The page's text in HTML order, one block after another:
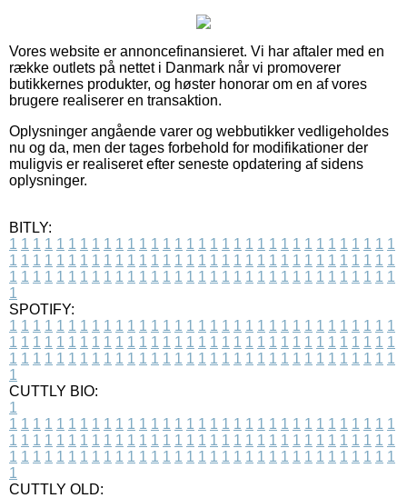
Vores website er annoncefinansieret. Vi har aftaler med en
række outlets på nettet i Danmark når vi promoverer
butikkernes produkter, og høster honorar om en af vores
brugere realiserer en transaktion.
Oplysninger angående varer og webbutikker vedligeholdes
nu og da, men der tages forbehold for modifikationer der
muligvis er realiseret efter seneste opdatering af sidens
oplysninger.
BITLY:
1 1 1 1 1 1 1 1 1 1 1 1 1 1 1 1 1 1 1 1 1 1 1 1 1 1 1 1 1 1 1 1 1
1 1 1 1 1 1 1 1 1 1 1 1 1 1 1 1 1 1 1 1 1 1 1 1 1 1 1 1 1 1 1 1 1
1 1 1 1 1 1 1 1 1 1 1 1 1 1 1 1 1 1 1 1 1 1 1 1 1 1 1 1 1 1 1 1 1
1
SPOTIFY:
1 1 1 1 1 1 1 1 1 1 1 1 1 1 1 1 1 1 1 1 1 1 1 1 1 1 1 1 1 1 1 1 1
1 1 1 1 1 1 1 1 1 1 1 1 1 1 1 1 1 1 1 1 1 1 1 1 1 1 1 1 1 1 1 1 1
1 1 1 1 1 1 1 1 1 1 1 1 1 1 1 1 1 1 1 1 1 1 1 1 1 1 1 1 1 1 1 1 1
1
CUTTLY BIO:
1
1 1 1 1 1 1 1 1 1 1 1 1 1 1 1 1 1 1 1 1 1 1 1 1 1 1 1 1 1 1 1 1 1
1 1 1 1 1 1 1 1 1 1 1 1 1 1 1 1 1 1 1 1 1 1 1 1 1 1 1 1 1 1 1 1 1
1 1 1 1 1 1 1 1 1 1 1 1 1 1 1 1 1 1 1 1 1 1 1 1 1 1 1 1 1 1 1 1 1
1
CUTTLY OLD: